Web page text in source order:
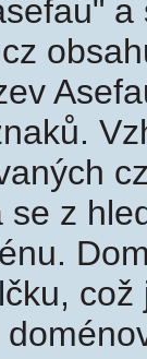
se z